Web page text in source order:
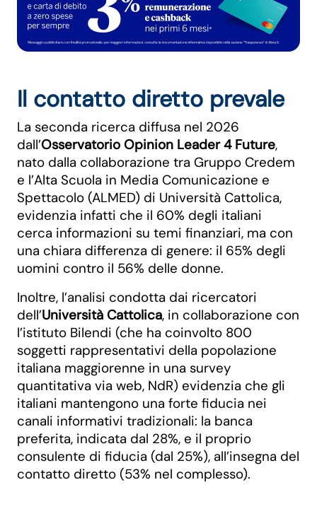
Il contatto diretto prevale
La seconda ricerca diffusa nel 2026
dall’Osservatorio Opinion Leader 4 Future,
nato dalla collaborazione tra Gruppo Credem
e l’Alta Scuola in Media Comunicazione e
Spettacolo (ALMED) di Università Cattolica,
evidenzia infatti che il 60% degli italiani
cerca informazioni su temi finanziari, ma con
una chiara differenza di genere: il 65% degli
uomini contro il 56% delle donne.
Inoltre, l’analisi condotta dai ricercatori
dell’Università Cattolica, in collaborazione con
l’istituto Bilendi (che ha coinvolto 800
soggetti rappresentativi della popolazione
italiana maggiorenne in una survey
quantitativa via web, NdR) evidenzia che gli
italiani mantengono una forte fiducia nei
canali informativi tradizionali: la banca
preferita, indicata dal 28%, e il proprio
consulente di fiducia (dal 25%), all’insegna del
contatto diretto (53% nel complesso).